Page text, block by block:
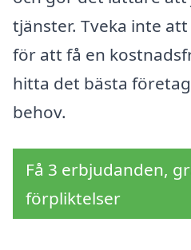
tjänster. Tveka inte
för att få en
hitta det bästa
behov.
Få 3 erbjudanden,
förpliktelser